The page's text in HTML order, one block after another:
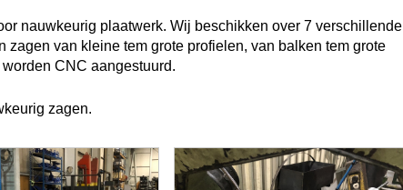
nauwkeurig plaatwerk. Wij beschikken over 7 verschillende
van kleine tem grote profielen, van balken tem grote
CNC aangestuurd.
zagen.